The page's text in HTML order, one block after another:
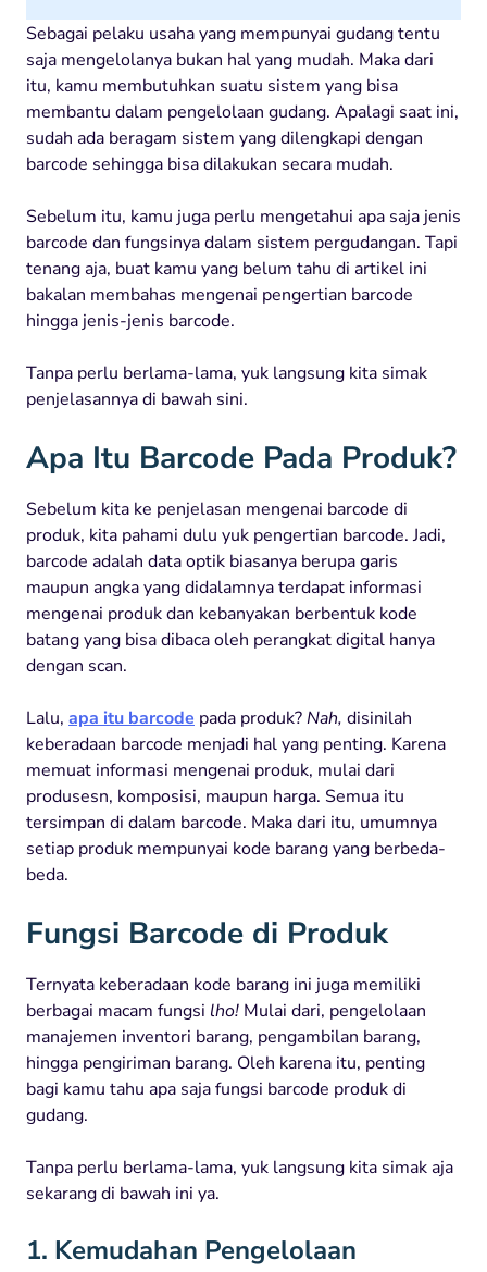
Sebagai pelaku usaha yang mempunyai gudang tentu
saja mengelolanya bukan hal yang mudah. Maka dari
itu, kamu membutuhkan suatu sistem yang bisa
membantu dalam pengelolaan gudang. Apalagi saat ini,
sudah ada beragam sistem yang dilengkapi dengan
barcode sehingga bisa dilakukan secara mudah.
Sebelum itu, kamu juga perlu mengetahui apa saja jenis
barcode dan fungsinya dalam sistem pergudangan. Tapi
tenang aja, buat kamu yang belum tahu di artikel ini
bakalan membahas mengenai pengertian barcode
hingga jenis-jenis barcode.
Tanpa perlu berlama-lama, yuk langsung kita simak
penjelasannya di bawah sini.
Apa Itu Barcode Pada Produk?
Sebelum kita ke penjelasan mengenai barcode di
produk, kita pahami dulu yuk pengertian barcode. Jadi,
barcode adalah data optik biasanya berupa garis
maupun angka yang didalamnya terdapat informasi
mengenai produk dan kebanyakan berbentuk kode
batang yang bisa dibaca oleh perangkat digital hanya
dengan scan.
Lalu, apa itu barcode pada produk?Nah, disinilah
keberadaan barcode menjadi hal yang penting. Karena
memuat informasi mengenai produk, mulai dari
produsesn, komposisi, maupun harga. Semua itu
tersimpan di dalam barcode. Maka dari itu, umumnya
setiap produk mempunyai kode barang yang berbeda-
beda.
Fungsi Barcode di Produk
Ternyata keberadaan kode barang ini juga memiliki
berbagai macam fungsi lho! Mulai dari, pengelolaan
manajemen inventori barang, pengambilan barang,
hingga pengiriman barang. Oleh karena itu, penting
bagi kamu tahu apa saja fungsi barcode produk di
gudang.
Tanpa perlu berlama-lama, yuk langsung kita simak aja
sekarang di bawah ini ya.
1. Kemudahan Pengelolaan